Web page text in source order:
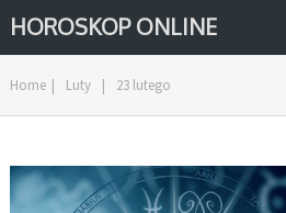
HOROSKOP ONLINE
Home | Luty | 23 lutego